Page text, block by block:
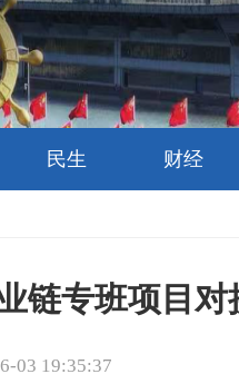
民生 财经
链专班项目对
03 19:35:37